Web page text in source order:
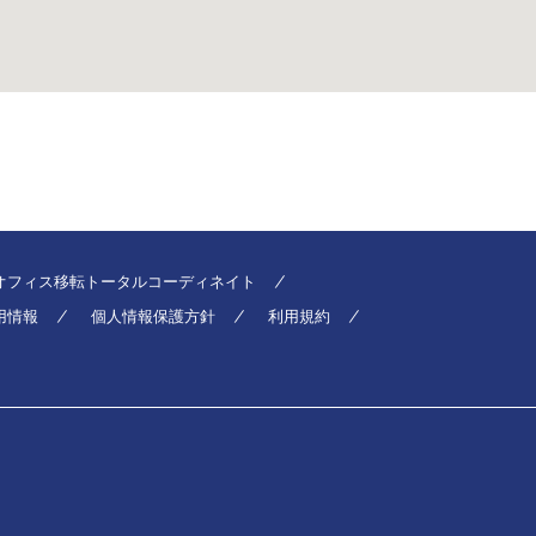
フィス移転トータルコーディネイト
情報 個人情報保護方針
利用規約